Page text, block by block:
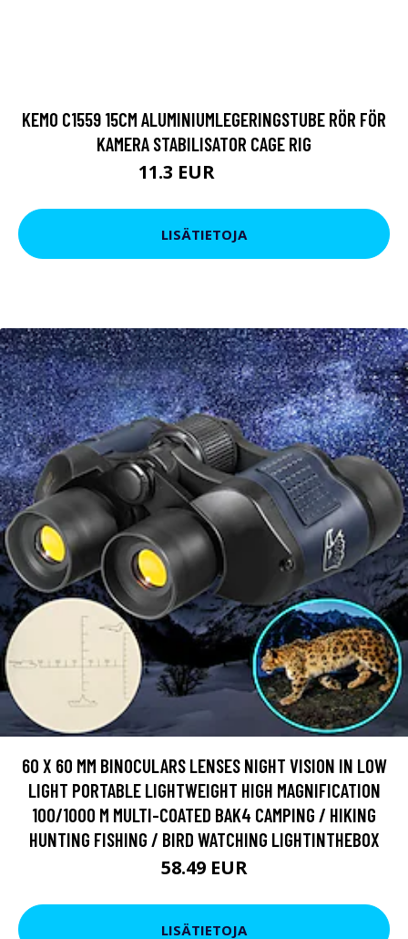
KEMO C1559 15CM ALUMINIUMLEGERINGSTUBE RÖR FÖR
KAMERA STABILISATOR CAGE RIG
11.3 EUR
LISÄTIETOJA
60 X 60 MM BINOCULARS LENSES NIGHT VISION IN LOW
LIGHT PORTABLE LIGHTWEIGHT HIGH MAGNIFICATION
100/1000 M MULTI-COATED BAK4 CAMPING / HIKING
HUNTING FISHING / BIRD WATCHING LIGHTINTHEBOX
58.49 EUR
LISÄTIETOJA